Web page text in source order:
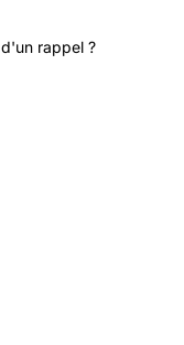
rappel ?